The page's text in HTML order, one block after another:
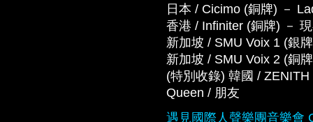
日本 / Cicimo (銅牌) －
香港 / Infiniter (銅牌) －
新加坡 / SMU Voix 1 (銀
新加坡 / SMU Voix 2 (銅
(特別收錄) 韓國 /
Queen / 朋友
遇見國際人聲樂團音樂會